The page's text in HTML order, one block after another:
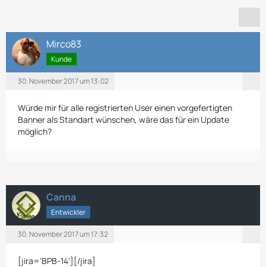
Mirco83
Kunde
30. November 2017 um 13:02
Würde mir für alle registrierten User einen vorgefertigten
Banner als Standart wünschen, wäre das für ein Update
möglich?
Canna
Entwickler
30. November 2017 um 17:32
[jira='BPB-14'][/jira]